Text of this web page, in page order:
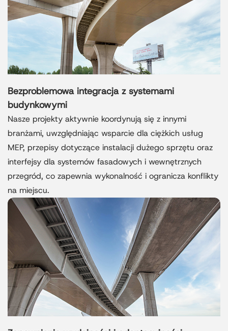
Bezproblemowa integracja z systemami
budynkowymi
Nasze projekty aktywnie koordynują się z innymi
branżami, uwzględniając wsparcie dla ciężkich usług
MEP, przepisy dotyczące instalacji dużego sprzętu oraz
interfejsy dla systemów fasadowych i wewnętrznych
przegród, co zapewnia wykonalność i ogranicza konflikty
na miejscu.